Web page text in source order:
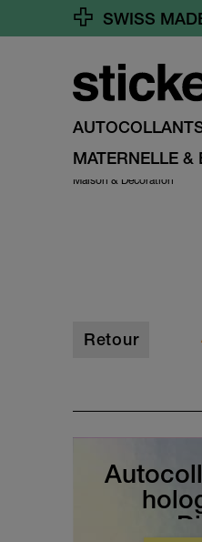
MATERNELLE &
SWISS
Maison & Décoration
Retour